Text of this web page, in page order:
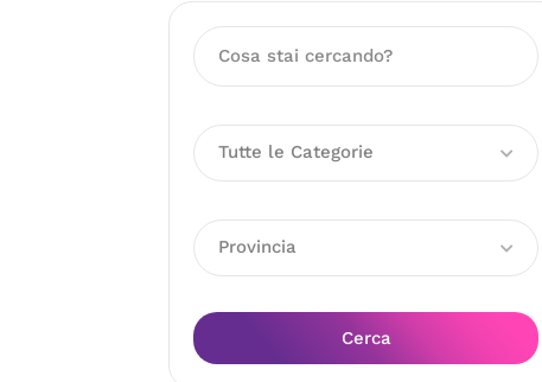
Tutte le Categorie
Provincia
Cerca